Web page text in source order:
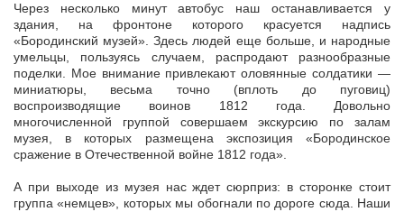
Через несколько минут автобус наш останавливается у
здания, на фронтоне которого красуется надпись
«Бородинский музей». Здесь людей еще больше, и народные
умельцы, пользуясь случаем, распродают разнообразные
поделки. Мое внимание привлекают оловянные солдатики —
миниатюры, весьма точно (вплоть до пуговиц)
воспроизводящие воинов 1812 года. Довольно
многочисленной группой совершаем экскурсию по залам
музея, в которых размещена экспозиция «Бородинское
сражение в Отечественной войне 1812 года».
А при выходе из музея нас ждет сюрприз: в сторонке стоит
группа «немцев», которых мы обогнали по дороге сюда. Наши